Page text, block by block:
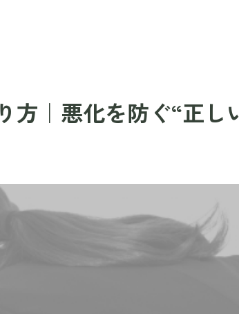
方｜悪化を防ぐ“正し